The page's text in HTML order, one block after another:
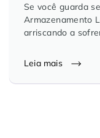
Se você guarda
Armazenamento
arriscando a
Leia mais